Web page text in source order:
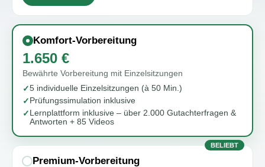
Komfort-Vorbereitung
1.650 €
Bewährte Vorbereitung mit Einzelsitzungen
✓5 individuelle Einzelsitzungen (à 50 Min.)
✓ Prüfungssimulation inklusive
✓ Lernplattform inklusive – über 2.000 Gutachterfragen &
Antworten + 85 Videos
BELIEBT
Premium-Vorbereitung